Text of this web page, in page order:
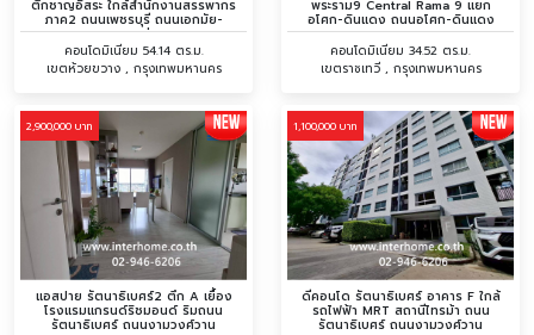
ตึกชาญอิสระ ใกล้สำนักงานสรรพากร
ภาค2 ถนนเพชรบุรี ถนนเอกมัย-
ทองหล่อ
คอนโดมิเนียม 54.14 ตร.ม.
เขตห้วยขวาง , กรุงเทพมหานคร
พระราม9 Central Rama 9 แยก
อโศก-ดินแดง ถนนอโศก-ดินแดง
คอนโดมิเนียม 34.52 ตร.ม.
เขตราชเทวี , กรุงเทพมหานคร
2,900,000 บาท
แอสปาย รัตนาธิเบศร์2 ตึก A เยื้อง
โรงแรมแกรนด์ริชมอนด์ ริมถนน
รัตนาธิเบศร์ ถนนงามวงศ์วาน
1,100,000 บาท
ดีคอนโด รัตนาธิเบศร์ อาคาร F ใกล้
รถไฟฟ้า MRT สถานีไทรม้า ถนน
รัตนาธิเบศร์ ถนนงามวงศ์วาน